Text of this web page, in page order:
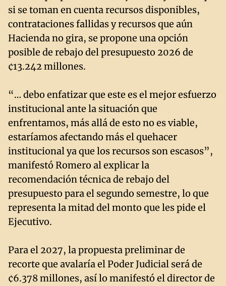
si se toman en cuenta recursos disponibles,
contrataciones fallidas y recursos que aún
Hacienda no gira, se propone una opción
posible de rebajo del presupuesto 2026 de
¢13.242 millones.
“… debo enfatizar que este es el mejor esfuerzo
institucional ante la situación que
enfrentamos, más allá de esto no es viable,
estaríamos afectando más el quehacer
institucional ya que los recursos son escasos”,
manifestó Romero al explicar la
recomendación técnica de rebajo del
presupuesto para el segundo semestre, lo que
representa la mitad del monto que les pide el
Ejecutivo.
Para el 2027, la propuesta preliminar de
recorte que avalaría el Poder Judicial será de
¢6.378 millones, así lo manifestó el director de